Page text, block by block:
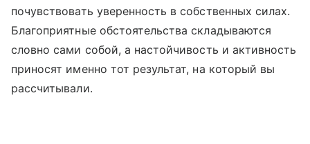
почувствовать уверенность в собственных силах.
Благоприятные обстоятельства складываются
словно сами собой, а настойчивость и активность
приносят именно тот результат, на который вы
рассчитывали.